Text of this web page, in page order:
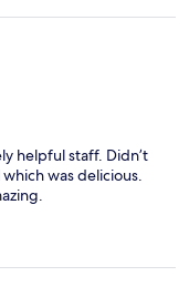
helpful staff. Didn’t
was delicious.